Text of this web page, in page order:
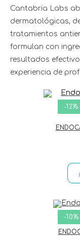
Cantabria Labs
dermatológicas,
tratamientos
formulan con
resultados
experiencia de
-12%
-10%